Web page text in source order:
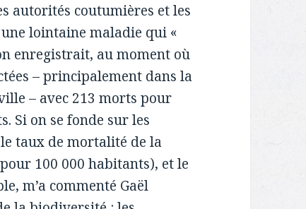
autorités coutumières et les
lointaine maladie qui «
enregistrait, au moment où
– principalement dans la
– avec 213 morts pour
Si on se fonde sur les
taux de mortalité de la
100 000 habitants), et le
m’a commenté Gaël